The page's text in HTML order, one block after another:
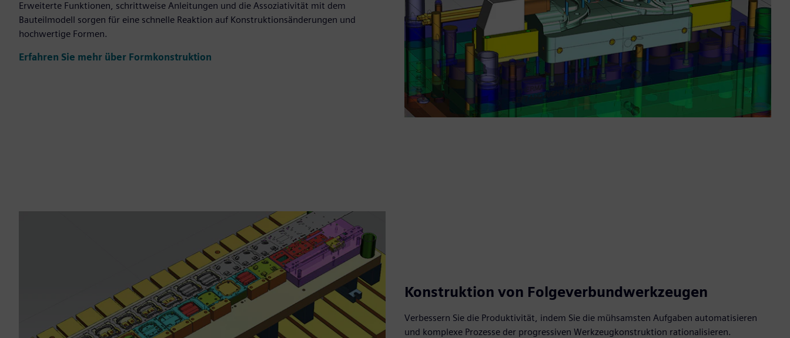
Erweiterte Funktionen, schrittweise Anleitungen und die Assoziativität mit dem
Bauteilmodell sorgen für eine schnelle Reaktion auf Konstruktionsänderungen und
hochwertige Formen.
Erfahren Sie mehr über Formkonstruktion
Konstruktion von Folgeverbundwerkzeugen
Verbessern Sie die Produktivität, indem Sie die mühsamsten Aufgaben automatisieren
und komplexe Prozesse der progressiven Werkzeugkonstruktion rationalisieren.